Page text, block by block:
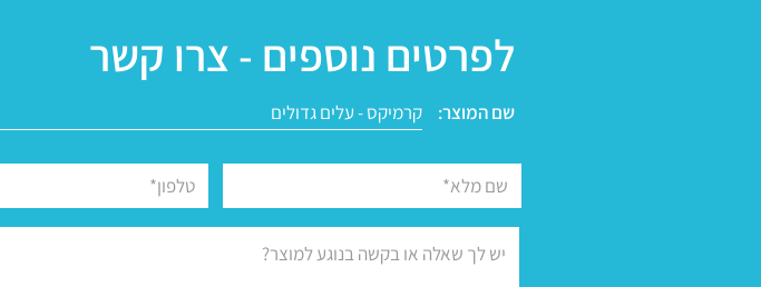
לפרטים נוספים - צרו קשר
שם המוצר: